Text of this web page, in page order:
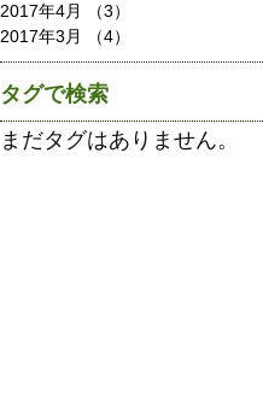
2017年4月
（3）
2017年3月
（4）
タグで検索
まだタグはありません。